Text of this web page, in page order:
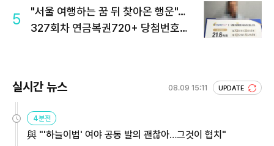
5
"서울 여행하는 꿈 뒤 찾아온 행운"…
327회차 연금복권720+ 당첨번호조
실시간 뉴스 08.09 15:11 UPDATE
4분전
與 "'하늘이법' 여야 공동 발의 괜찮아…그것이 협치"